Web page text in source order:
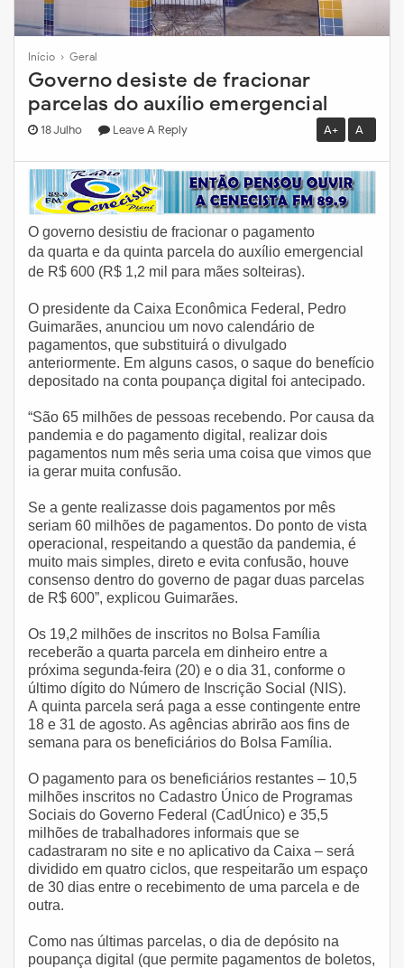
Início › Geral
Governo desiste de fracionar
parcelas do auxílio emergencial
18 Julho Leave A Reply A+ A-
O governo desistiu de fracionar o pagamento
da quarta e da quinta parcela do auxílio emergencial
de R$ 600 (R$ 1,2 mil para mães solteiras).
O presidente da Caixa Econômica Federal, Pedro
Guimarães, anunciou um novo calendário de
pagamentos, que substituirá o divulgado
anteriormente. Em alguns casos, o saque do benefício
depositado na conta poupança digital foi antecipado.
“São 65 milhões de pessoas recebendo. Por causa da
pandemia e do pagamento digital, realizar dois
pagamentos num mês seria uma coisa que vimos que
ia gerar muita confusão.
Se a gente realizasse dois pagamentos por mês
seriam 60 milhões de pagamentos. Do ponto de vista
operacional, respeitando a questão da pandemia, é
muito mais simples, direto e evita confusão, houve
consenso dentro do governo de pagar duas parcelas
de R$ 600”, explicou Guimarães.
Os 19,2 milhões de inscritos no Bolsa Família
receberão a quarta parcela em dinheiro entre a
próxima segunda-feira (20) e o dia 31, conforme o
último dígito do Número de Inscrição Social (NIS).
A quinta parcela será paga a esse contingente entre
18 e 31 de agosto. As agências abrirão aos fins de
semana para os beneficiários do Bolsa Família.
O pagamento para os beneficiários restantes – 10,5
milhões inscritos no Cadastro Único de Programas
Sociais do Governo Federal (CadÚnico) e 35,5
milhões de trabalhadores informais que se
cadastraram no site e no aplicativo da Caixa – será
dividido em quatro ciclos, que respeitarão um espaço
de 30 dias entre o recebimento de uma parcela e de
outra.
Como nas últimas parcelas, o dia de depósito na
poupança digital (que permite pagamentos de boletos,